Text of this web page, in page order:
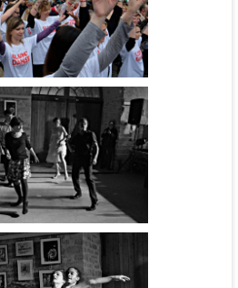
serons humains -
Narration
Flashmob
Flashmob